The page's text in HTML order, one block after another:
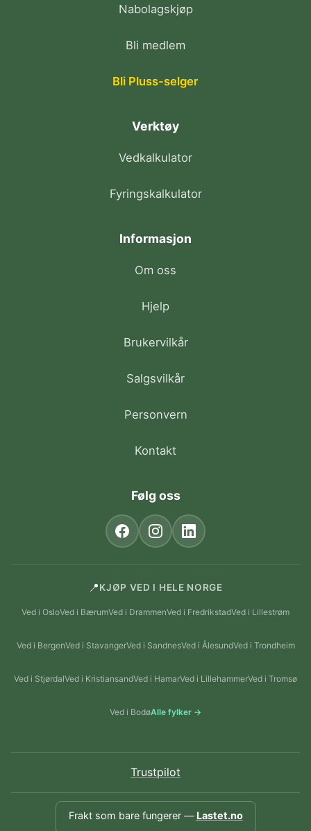
Nabolagskjøp
Bli medlem
Bli Pluss-selger
Verktøy
Vedkalkulator
Fyringskalkulator
Informasjon
Om oss
Hjelp
Brukervilkår
Salgsvilkår
Personvern
Kontakt
Følg oss
📍KJØP VED I HELE NORGE
Ved i OsloVed i BærumVed i DrammenVed i FredrikstadVed i Lillestrøm
Ved i BergenVed i StavangerVed i SandnesVed i ÅlesundVed i Trondheim
Ved i StjørdalVed i KristiansandVed i HamarVed i LillehammerVed i Tromsø
Ved i BodøAlle fylker →
Trustpilot
Frakt som bare fungerer — Lastet.no